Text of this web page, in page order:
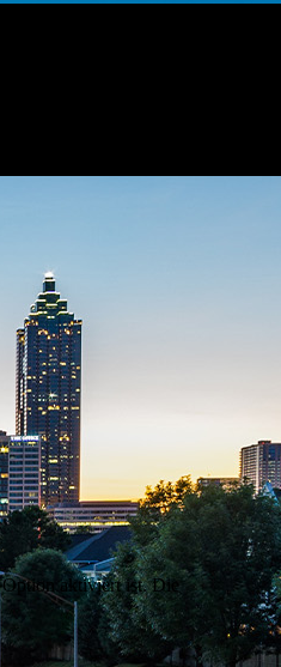
Option aktiviert ist. Die